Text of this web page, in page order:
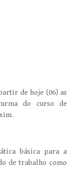
de hoje (06) as
do curso de
básica para a
de trabalho como